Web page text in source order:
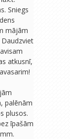
Sniegs
mājām
Daudzviet
atkusnī,
palēnām
plusos.
īpašām